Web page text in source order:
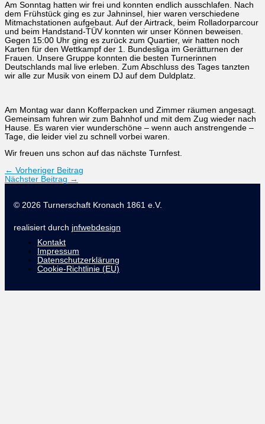
Am Sonntag hatten wir frei und konnten endlich ausschlafen. Nach
dem Frühstück ging es zur Jahninsel, hier waren verschiedene
Mitmachstationen aufgebaut. Auf der Airtrack, beim Rolladorparcour
und beim Handstand-TÜV konnten wir unser Können beweisen.
Gegen 15:00 Uhr ging es zurück zum Quartier, wir hatten noch
Karten für den Wettkampf der 1. Bundesliga im Gerätturnen der
Frauen. Unsere Gruppe konnten die besten Turnerinnen
Deutschlands mal live erleben. Zum Abschluss des Tages tanzten
wir alle zur Musik von einem DJ auf dem Duldplatz.
Am Montag war dann Kofferpacken und Zimmer räumen angesagt.
Gemeinsam fuhren wir zum Bahnhof und mit dem Zug wieder nach
Hause. Es waren vier wunderschöne – wenn auch anstrengende –
Tage, die leider viel zu schnell vorbei waren.
Wir freuen uns schon auf das nächste Turnfest.
← Vorheriger Beitrag
Nächster Beitrag →
© 2026 Turnerschaft Kronach 1861 e.V.
realisiert durch jnfwebdesign
Kontakt
Impressum
Datenschutzerklärung
Cookie-Richtlinie (EU)